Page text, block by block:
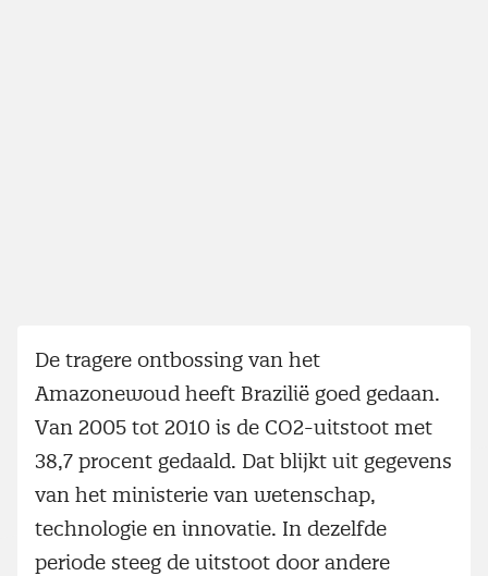
De tragere ontbossing van het
Amazonewoud heeft Brazilië goed gedaan.
Van 2005 tot 2010 is de CO2-uitstoot met
38,7 procent gedaald. Dat blijkt uit gegevens
van het ministerie van wetenschap,
technologie en innovatie. In dezelfde
periode steeg de uitstoot door andere